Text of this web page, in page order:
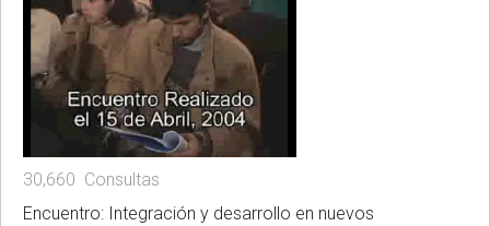
30,660 Consultas
Encuentro: Integración y desarrollo en nuevos